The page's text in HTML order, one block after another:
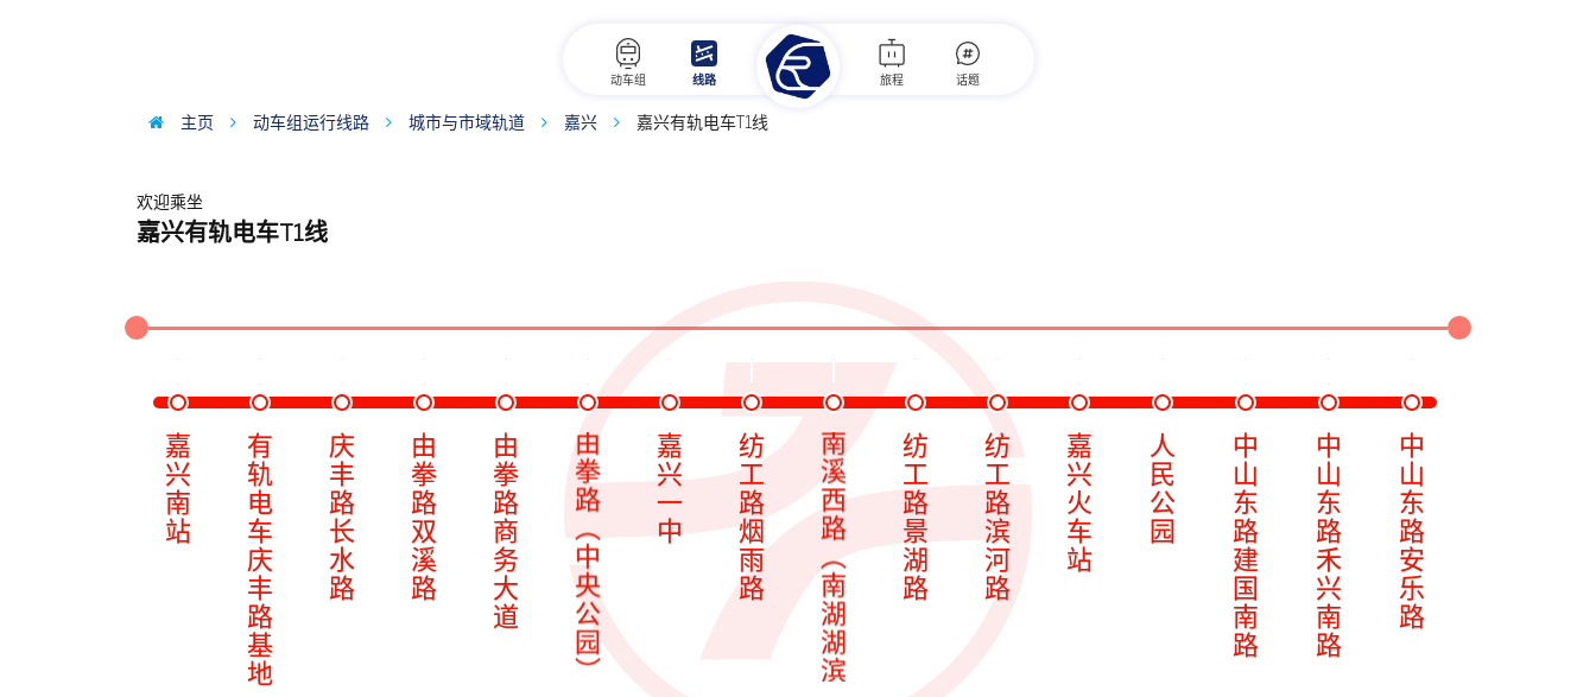
动车组 线路 旅程 话题
主页 动车组运行线路 城市与市域轨道 嘉兴 嘉兴有轨电车T1线
欢迎乘坐
嘉兴有轨电车T1线
嘉
兴
南
站
有
轨
电
车
庆
丰
路
基
地
庆
丰
路
长
水
路
由
拳
路
双
溪
路
由
拳
路
商
务
大
道
纺
工
路
由
拳
路
︵
中
央
公
园
嘉
兴
一
中
纺
工
路
烟
雨
路
纺
工
路
溪
西
路
︵
南
湖
湖
滨
︶
纺
工
路
景
湖
路
纺
工
路
滨
河
路
嘉
兴
火
车
站
人
民
公
园
中
山
东
路
建
国
南
路
中
山
东
路
禾
兴
南
路
中
山
东
路
安
乐
路